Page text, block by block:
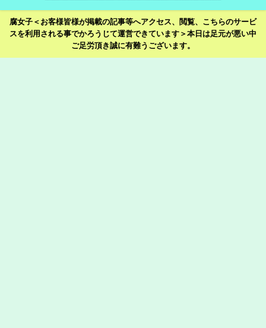
腐女子＜お客様皆様が掲載の記事等へアクセス、閲覧、こちらのサービ
スを利用される事でかろうじて運営できています＞本日は足元が悪い中
ご足労頂き誠に有難うございます。